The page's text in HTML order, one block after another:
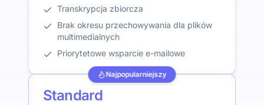
Transkrypcja zbiorcza
Brak okresu przechowywania dla plików
multimedialnych
Priorytetowe wsparcie e-mailowe
Najpopularniejszy
Standard